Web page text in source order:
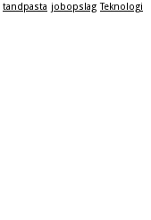
tandpasta jobopslag Teknologi